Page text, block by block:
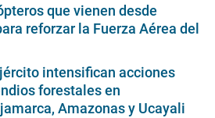
que vienen desde
reforzar la Fuerza Aérea del
intensifican acciones
forestales en
Amazonas y Ucayali